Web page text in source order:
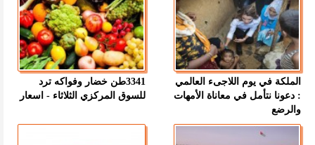
الملكة في يوم اللاجىء العالمي
: دعونا نتأمل في معاناة الأمهات
والرضع
3341طن خضار وفواكه ترد
للسوق المركزي الثلاثاء - اسعار